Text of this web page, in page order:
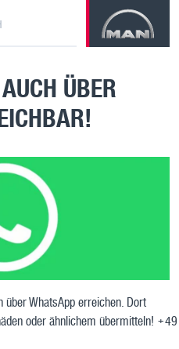
ÜBER
über WhatsApp erreichen. Dort
oder ähnlichem übermitteln! +49